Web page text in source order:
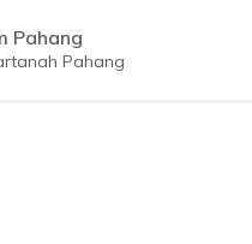
Pahang
Pahang